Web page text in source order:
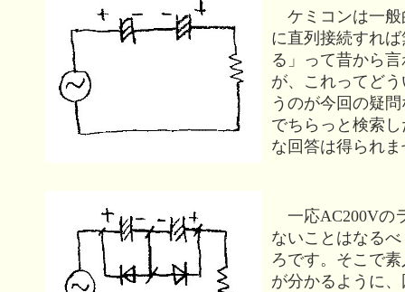
ケミコンは一般
に直列接続すれ
る」って昔から
が、これってど
うのが今回の疑
でちらっと検索
な回答は得られ
一応AC200Vの
ないことはなる
ろです。そこで
が分かるように